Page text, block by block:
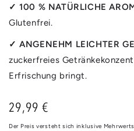
✓ 100 % NATÜRLICHE
Glutenfrei.
✓ ANGENEHM LEICHTER
zuckerfreies
Erfrischung bringt.
Regulärer
29,99 €
Der Preis versteht sich inklusive